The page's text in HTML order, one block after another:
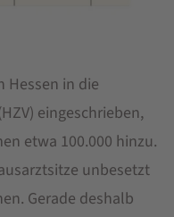
Hessen in die
eingeschrieben,
etwa 100.000 hinzu.
unbesetzt
Gerade deshalb